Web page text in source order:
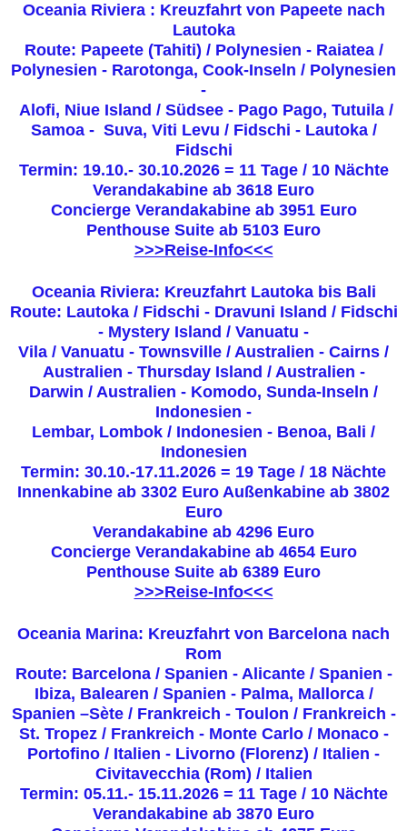
Oceania Riviera : Kreuzfahrt von Papeete nach
Lautoka
Route: Papeete (Tahiti) / Polynesien - Raiatea /
Polynesien - Rarotonga, Cook-Inseln / Polynesien
-
Alofi, Niue Island / Südsee - Pago Pago, Tutuila /
Samoa - Suva, Viti Levu / Fidschi - Lautoka /
Fidschi
Termin: 19.10.- 30.10.2026 = 11 Tage / 10 Nächte
Verandakabine ab 3618 Euro
Concierge Verandakabine ab 3951 Euro
Penthouse Suite ab 5103 Euro
>>>Reise-Info<<<
Oceania Riviera: Kreuzfahrt Lautoka bis Bali
Route: Lautoka / Fidschi - Dravuni Island / Fidschi
- Mystery Island / Vanuatu -
Vila / Vanuatu - Townsville / Australien - Cairns /
Australien - Thursday Island / Australien -
Darwin / Australien - Komodo, Sunda-Inseln /
Indonesien -
Lembar, Lombok / Indonesien - Benoa, Bali /
Indonesien
Termin: 30.10.-17.11.2026 = 19 Tage / 18 Nächte
Innenkabine ab 3302 Euro Außenkabine ab 3802
Euro
Verandakabine ab 4296 Euro
Concierge Verandakabine ab 4654 Euro
Penthouse Suite ab 6389 Euro
>>>Reise-Info<<<
Oceania Marina: Kreuzfahrt von Barcelona nach
Rom
Route: Barcelona / Spanien - Alicante / Spanien -
Ibiza, Balearen / Spanien - Palma, Mallorca /
Spanien –Sète / Frankreich - Toulon / Frankreich -
St. Tropez / Frankreich - Monte Carlo / Monaco -
Portofino / Italien - Livorno (Florenz) / Italien -
Civitavecchia (Rom) / Italien
Termin: 05.11.- 15.11.2026 = 11 Tage / 10 Nächte
Verandakabine ab 3870 Euro